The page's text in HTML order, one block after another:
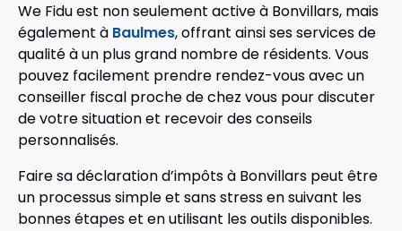
We Fidu est non seulement active à Bonvillars, mais
également à Baulmes, offrant ainsi ses services de
qualité à un plus grand nombre de résidents. Vous
pouvez facilement prendre rendez-vous avec un
conseiller fiscal proche de chez vous pour discuter
de votre situation et recevoir des conseils
personnalisés.
Faire sa déclaration d’impôts à Bonvillars peut être
un processus simple et sans stress en suivant les
bonnes étapes et en utilisant les outils disponibles.